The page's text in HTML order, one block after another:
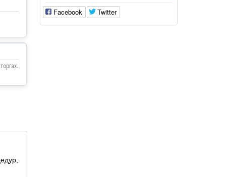
Facebook Twitter